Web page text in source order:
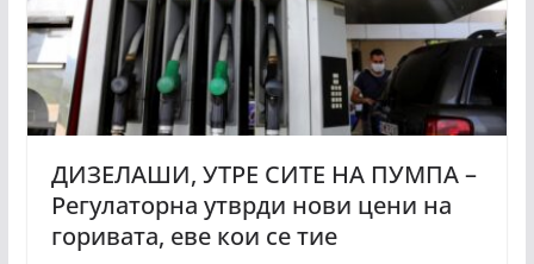
ДИЗЕЛАШИ, УТРЕ СИТЕ НА ПУМПА –
Регулаторна утврди нови цени на
горивата, еве кои се тие